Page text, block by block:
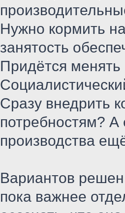
Нужно кормить
занятость
Придётся
Сразу внедрить
потребностям?
производства
Вариантов
пока важнее